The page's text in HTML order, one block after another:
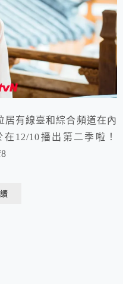
居有線臺和綜合頻道在內
12/10播出第二季啦！